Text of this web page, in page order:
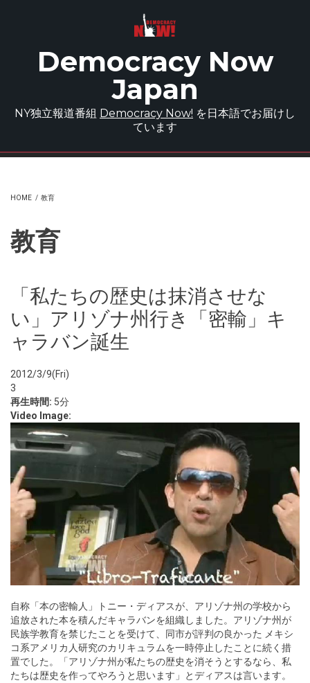
Democracy Now
Japan
NY独立報道番組 Democracy Now! を日本語でお届けし
ています
HOME / 教育
教育
「私たちの歴史は抹消させな
い」アリゾナ州行き「密輸」キ
ャラバン誕生
2012/3/9(Fri)
3
再生時間: 5分
Video Image:
自称「本の密輸人」トニー・ディアスが、アリゾナ州の学校から
追放された本を積んだキャラバンを組織しました。アリゾナ州が
民族学教育を禁じたことを受けて、同市が評判の良かった メキシ
コ系アメリカ人研究のカリキュラムを一時停止したことに続く措
置でした。「アリゾナ州が私たちの歴史を消そうとするなら、私
たちは歴史を作ってやろうと思います」とディアスは言います。